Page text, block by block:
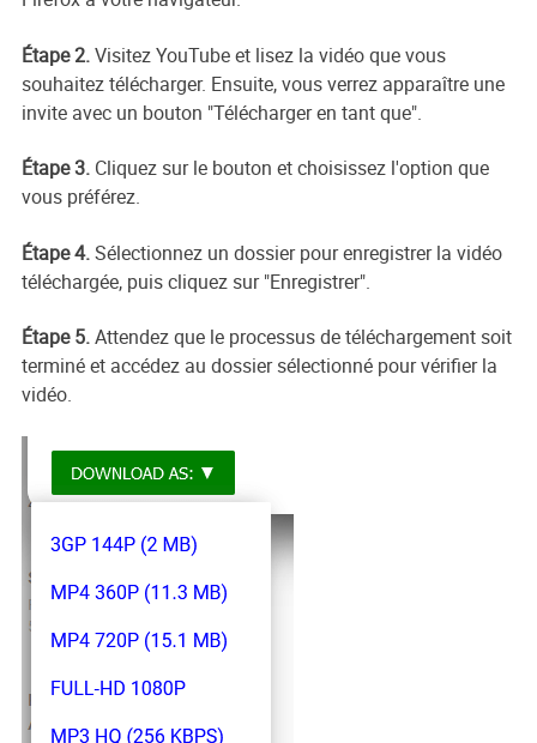
Étape 2.Visitez YouTube et lisez la vidéo que vous
souhaitez télécharger. Ensuite, vous verrez apparaître une
invite avec un bouton "Télécharger en tant que".
Étape 3.Cliquez sur le bouton et choisissez l'option que
vous préférez.
Étape 4.Sélectionnez un dossier pour enregistrer la vidéo
téléchargée, puis cliquez sur "Enregistrer".
Étape 5.Attendez que le processus de téléchargement soit
terminé et accédez au dossier sélectionné pour vérifier la
vidéo.